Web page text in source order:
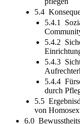
5.4
5.4.1
5.4.2
5.4.3
5.4.4
durch
5.5
von
6.0